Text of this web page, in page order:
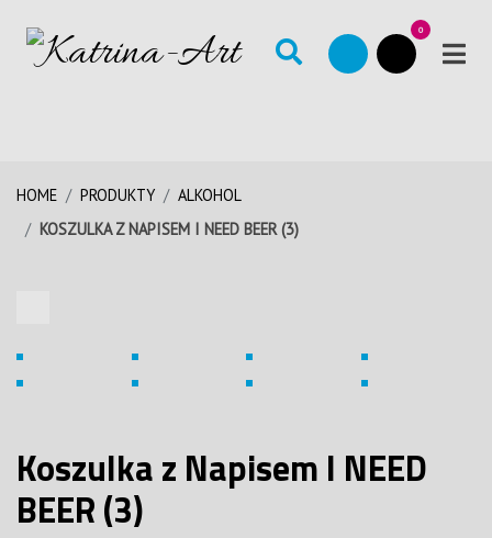
0
HOME PRODUKTY
ALKOHOL
KOSZULKA Z NAPISEM I NEED BEER (3)
Koszulka z Napisem I NEED
BEER (3)